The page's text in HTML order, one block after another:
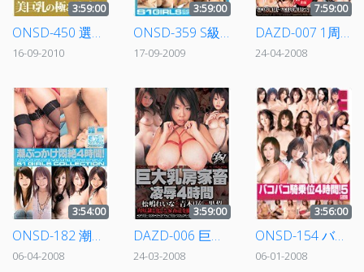
3:59:00
ONSD-450 選ばれし美巨乳の極み4時間
16-09-2010
3:59:00
ONSD-359 S級女優22人！おもらしアクメ4時間
17-09-2009
7:59:00
DAZD-007 1周年記念！ダスッ！総集編8時間
24-04-2008
3:54:00
ONSD-182 潮ぶっかけ悶絶4時間！
06-04-2008
3:59:00
DAZD-006 巨大乳房家畜凌辱4時間
24-03-2008
3:56:00
ONSD-154 バコバコ騎乗位4時間！5
06-01-2008